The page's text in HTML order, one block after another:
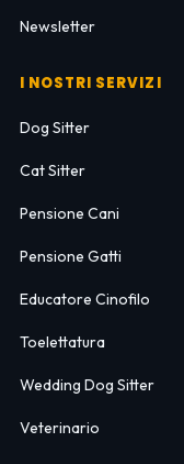
Newsletter
I NOSTRI SERVIZI
Dog Sitter
Cat Sitter
Pensione Cani
Pensione Gatti
Educatore Cinofilo
Toelettatura
Wedding Dog Sitter
Veterinario